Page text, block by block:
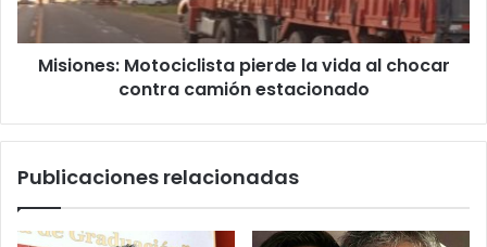
Misiones: Motociclista pierde la vida al chocar
contra camión estacionado
Publicaciones relacionadas